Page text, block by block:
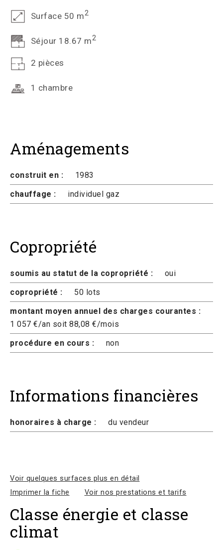
Surface 50 m2
Séjour 18.67 m2
2 pièces
1 chambre
Aménagements
construit en :
1983
chauffage :
individuel gaz
Copropriété
soumis au statut de la copropriété :
oui
copropriété :
50 lots
montant moyen annuel des charges courantes :
1 057 €/an soit 88,08 €/mois
procédure en cours :
non
Informations financières
honoraires à charge : du vendeur
Voir quelques surfaces plus en détail
Imprimer la fiche
Voir nos prestations et tarifs
Classe énergie et classe
climat